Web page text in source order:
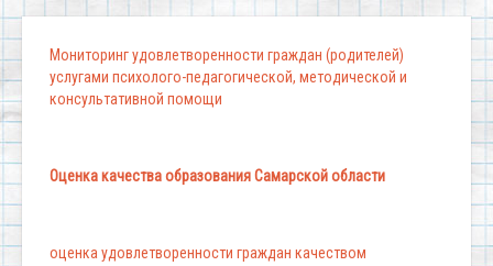
Мониторинг удовлетворенности граждан (родителей)
услугами психолого-педагогической, методической и
консультативной помощи
Оценка качества образования Самарской области
оценка удовлетворенности граждан качеством